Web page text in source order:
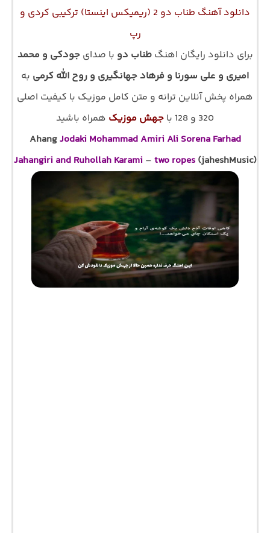
دانلود آهنگ طناب دو 2 (ریمیکس اینستا) ترکیبی کردی و
رپ
برای دانلود رایگان اهنگطناب دو با صدایجودکی و محمد
امیری و علی سورنا و فرهاد جهانگیری و روح الله کرمی به
همراه پخش آنلاین ترانه و متن کامل موزیک با کیفیت اصلی
320 و 128 با
جهش موزیک همراه باشید
AhangJodaki Mohammad Amiri Ali Sorena Farhad
Jahangiri and Ruhollah Karami – two ropes(jaheshMusic)